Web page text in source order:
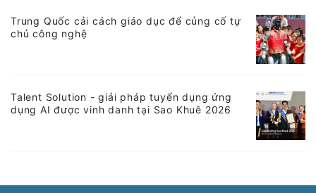
Trung Quốc cải cách giáo dục để củng cố tự
chủ công nghệ
Talent Solution - giải pháp tuyển dụng ứng
dụng AI được vinh danh tại Sao Khuê 2026